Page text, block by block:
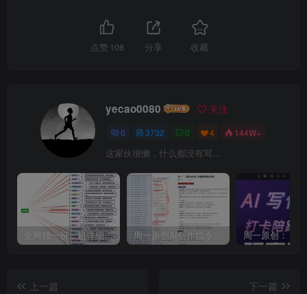
点赞 108 分享 收藏
yecao0080 关注
0 3732 0 4 144W+
这家伙很懒，什么都没有写...
全网独一份：超详细的40+个自媒体赛道领域解析手册，让你的内容创作不再局限！ 周一原创AI创作指令词：30+个领域赛道的创作提示词集合
上一篇
下一篇